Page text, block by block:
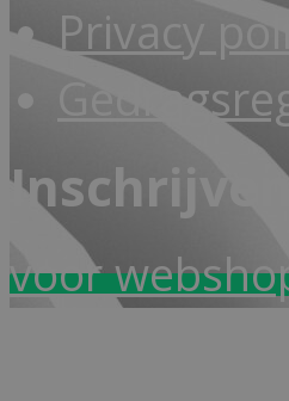
Privacy
voor